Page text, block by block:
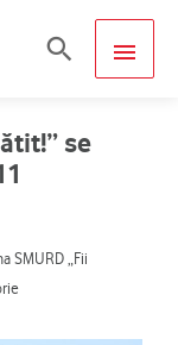
MAIN
Search
se
SMURD „Fii